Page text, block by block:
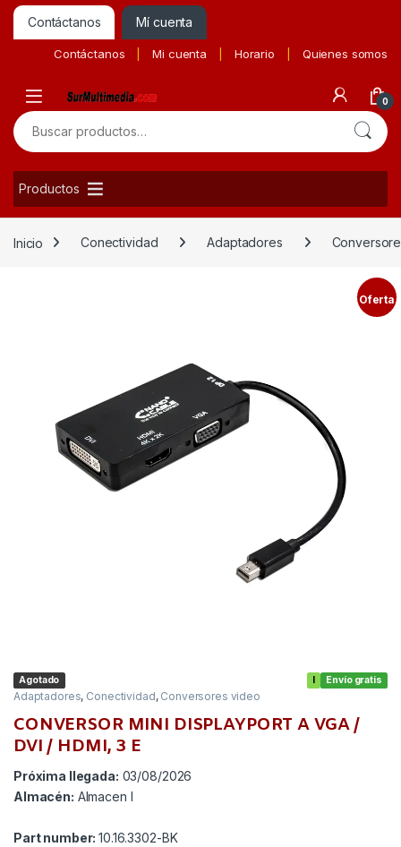
Contáctanos Mí cuenta
Contáctanos Mi cuenta Horario Quienes somos
0
Buscar por:
Productos
Inicio Conectividad Adaptadores
Envío gratis
Agotado
Oferta
Adaptadores, Conectividad, Conversores video
CONVERSOR MINI DISPLAYPORT A VGA /
DVI / HDMI, 3 E
Próxima llegada: 03/08/2026
Almacén: Almacen I
Part number:10.16.3302-BK